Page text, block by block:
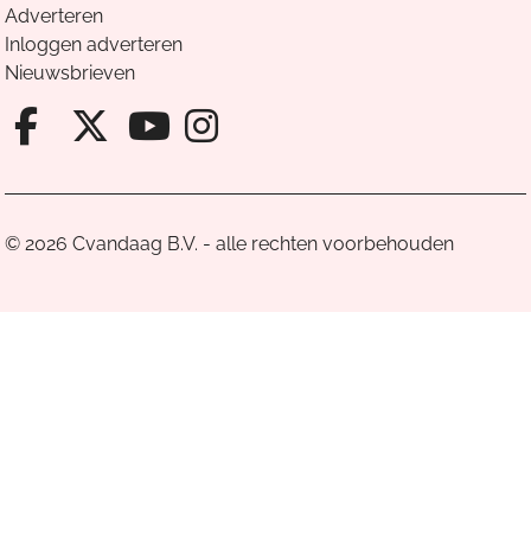
Adverteren
Inloggen adverteren
Nieuwsbrieven
Facebook van Cvandaag
X van Cvandaag
Instagram van
© 2026 Cvandaag B.V. - alle rechten voorbehouden